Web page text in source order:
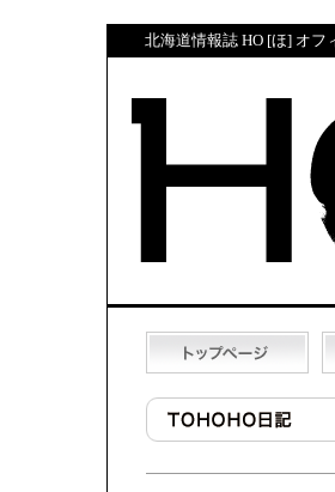
北海道情報誌 HO [ほ] オフ